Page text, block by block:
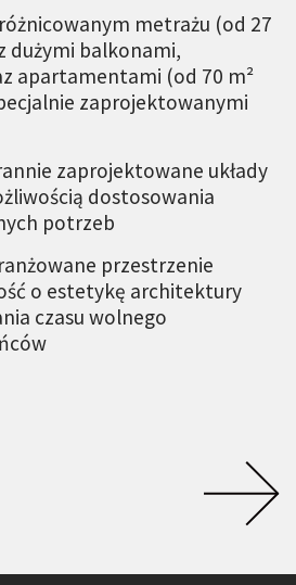
metrażu (od 27
dużymi balkonami,
apartamentami (od 70 m²
zaprojektowanymi
zaprojektowane układy
dostosowania
potrzeb
przestrzenie
o estetykę architektury
czasu wolnego